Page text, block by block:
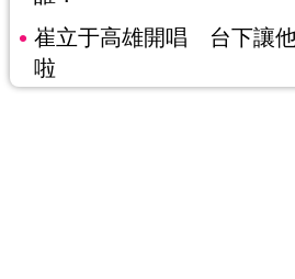
崔立于高雄開唱 台下讓
啦